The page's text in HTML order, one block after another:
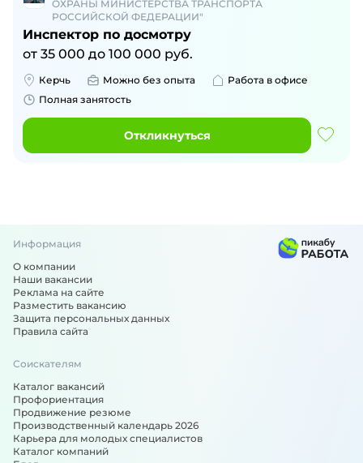
ОХРАНЫ МИНИСТЕРСТВА ТРАНСПОРТА
РОССИЙСКОЙ ФЕДЕРАЦИИ"
Инспектор по досмотру
от 35 000 до 100 000 руб.
Керчь Можно без опыта
Работа в офисе
Полная занятость
Откликнуться
Информация
О компании
Наши вакансии
Реклама на сайте
Разместить вакансию
Защита персональных данных
Правила сайта
Соискателям
Каталог вакансий
Профориентация
Продвижение резюме
Производственный календарь 2026
Карьера для молодых специалистов
Каталог компаний